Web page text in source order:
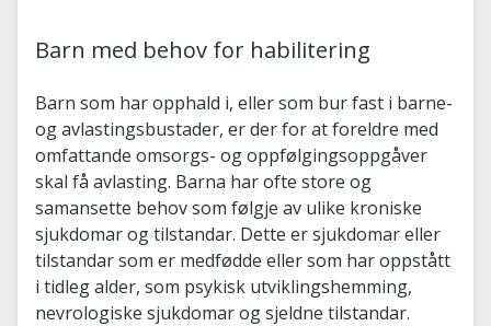
Barn med behov for habilitering
Barn som har opphald i, eller som bur fast i barne-
og avlastingsbustader, er der for at foreldre med
omfattande omsorgs- og oppfølgingsoppgåver
skal få avlasting. Barna har ofte store og
samansette behov som følgje av ulike kroniske
sjukdomar og tilstandar. Dette er sjukdomar eller
tilstandar som er medfødde eller som har oppstått
i tidleg alder, som psykisk utviklingshemming,
nevrologiske sjukdomar og sjeldne tilstandar.